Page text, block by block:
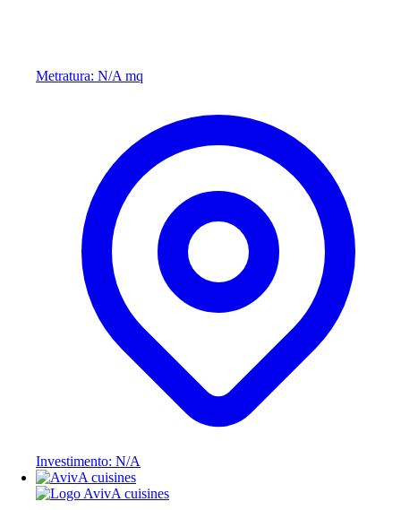
Metratura: N/A mq
Investimento: N/A